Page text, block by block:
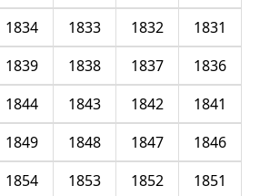
1831
1832
1833
1834
1836
1837
1838
1839
1841
1842
1843
1844
1846
1847
1848
1849
1851
1852
1853
1854